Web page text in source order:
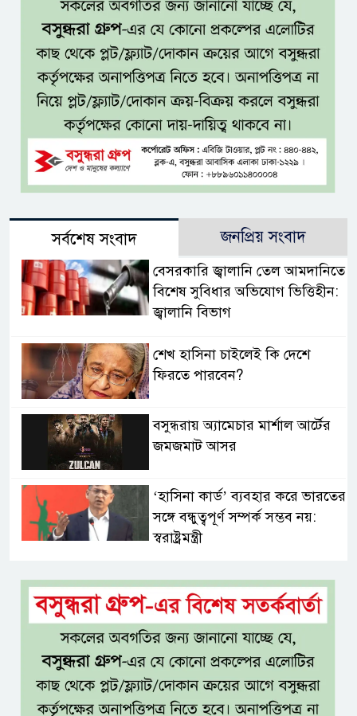
সর্বশেষ সংবাদ জনপ্রিয় সংবাদ
বেসরকারি জ্বালানি তেল আমদানিতে
বিশেষ সুবিধার অভিযোগ ভিত্তিহীন:
জ্বালানি বিভাগ
শেখ হাসিনা চাইলেই কি দেশে
ফিরতে পারবেন?
বসুন্ধরায় অ্যামেচার মার্শাল আর্টের
জমজমাট আসর
‘হাসিনা কার্ড’ ব্যবহার করে ভারতের
সঙ্গে বন্ধুত্বপূর্ণ সম্পর্ক সম্ভব নয়:
স্বরাষ্ট্রমন্ত্রী
সব বাধা পেরিয়ে বাস্তবতার নিরিখে
দেশকে এগিয়ে নিতে হবে: প্রধানমন্ত্রী
নীরবে এতিম শিশুদের পাশে সায়েম
সোবহান আনভীর